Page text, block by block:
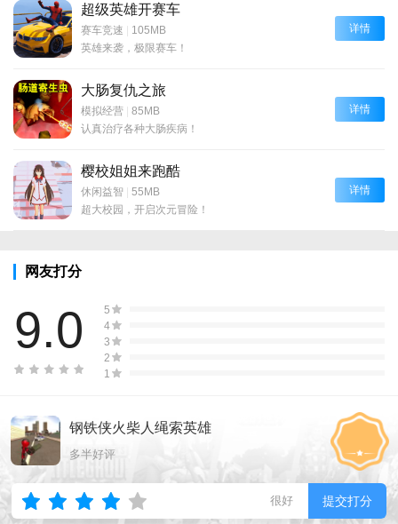
超级英雄开赛车
赛车竞速 | 105MB
英雄来袭，极限赛车！
详情
大肠复仇之旅
模拟经营 | 85MB
认真治疗各种大肠疾病！
详情
樱校姐姐来跑酷
休闲益智 | 55MB
超大校园，开启次元冒险！
详情
网友打分
9.0
5
4
3
2
1
钢铁侠火柴人绳索英雄
多半好评
很好 提交打分